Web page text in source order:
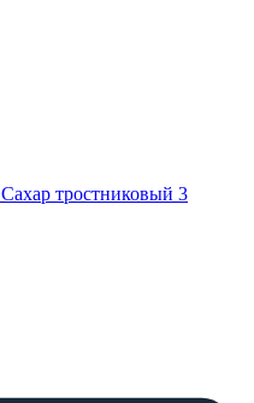
Сахар тростниковый 3